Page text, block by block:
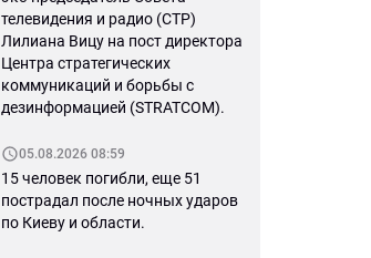
телевидения и радио (СТР)
Лилиана Вицу на пост директора
Центра стратегических
коммуникаций и борьбы с
дезинформацией (STRATCOM).
05.08.2026 08:59
15 человек погибли, еще 51
пострадал после ночных ударов
по Киеву и области.